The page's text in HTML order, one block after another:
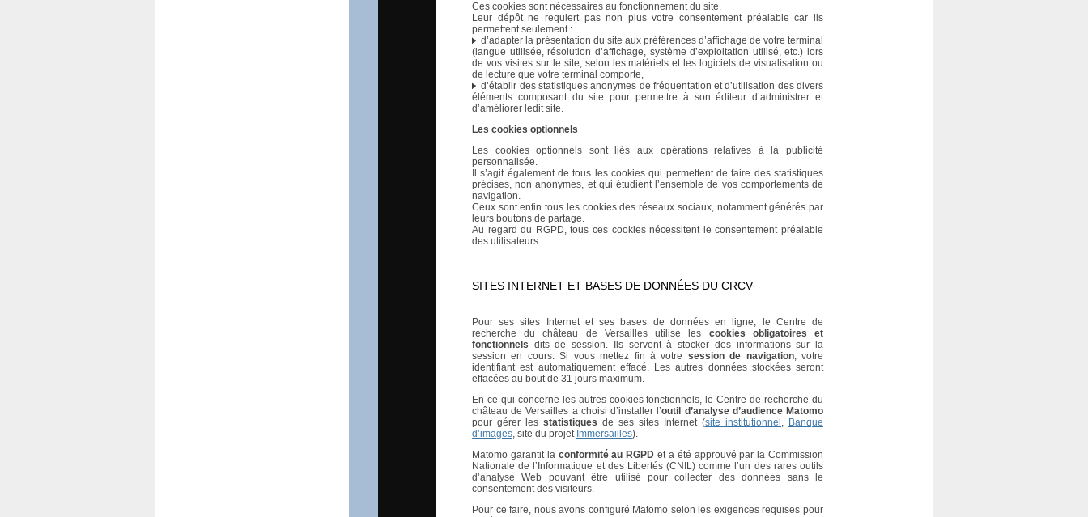
Ces cookies sont nécessaires au fonctionnement du site.
Leur dépôt ne requiert pas non plus votre consentement préalable car ils
permettent seulement :
d’adapter la présentation du site aux préférences d’affichage de votre terminal
(langue utilisée, résolution d’affichage, système d’exploitation utilisé, etc.) lors
de vos visites sur le site, selon les matériels et les logiciels de visualisation ou
de lecture que votre terminal comporte,
d’établir des statistiques anonymes de fréquentation et d’utilisation des divers
éléments composant du site pour permettre à son éditeur d’administrer et
d’améliorer ledit site.
Les cookies optionnels
Les cookies optionnels sont liés aux opérations relatives à la publicité
personnalisée.
Il s’agit également de tous les cookies qui permettent de faire des statistiques
précises, non anonymes, et qui étudient l’ensemble de vos comportements de
navigation.
Ceux sont enfin tous les cookies des réseaux sociaux, notamment générés par
leurs boutons de partage.
Au regard du RGPD, tous ces cookies nécessitent le consentement préalable
des utilisateurs.
SITES INTERNET ET BASES DE DONNÉES DU CRCV
Pour ses sites Internet et ses bases de données en ligne, le Centre de
recherche du château de Versailles utilise les cookies obligatoires et
fonctionnels dits de session. Ils servent à stocker des informations sur la
session en cours. Si vous mettez fin à votre session de navigation, votre
identifiant est automatiquement effacé. Les autres données stockées seront
effacées au bout de 31 jours maximum.
En ce qui concerne les autres cookies fonctionnels, le Centre de recherche du
château de Versailles a choisi d’installer l’outil d’analyse d’audience Matomo
pour gérer les statistiques de ses sites Internet (site institutionnel , Banque
d’images, site du projet Immersailles).
Matomo garantit la conformité au RGPD et a été approuvé par la Commission
Nationale de l’Informatique et des Libertés (CNIL) comme l’un des rares outils
d’analyse Web pouvant être utilisé pour collecter des données sans le
consentement des visiteurs.
Pour ce faire, nous avons configuré Matomo selon les exigences requises pour